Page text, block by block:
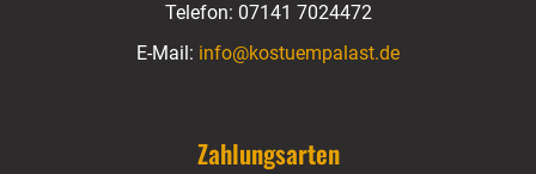
Telefon: 07141 7024472
E-Mail: info@kostuempalast.de
Zahlungsarten